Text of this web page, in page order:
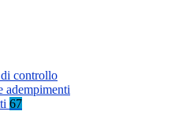
controllo
adempimenti
67